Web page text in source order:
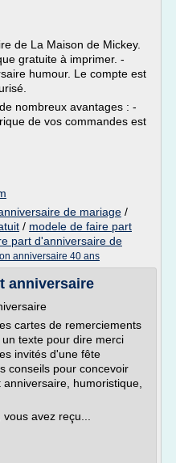
de La Maison de Mickey.
gratuite à imprimer. -
humour. Le compte est
nombreux avantages : -
de vos commandes est
de mariage /
/ modele de faire part
part d'anniversaire de
anniversaire 40 ans
anniversaire
cartes de remerciements
texte pour dire merci
invités d'une fête
conseils pour concevoir
humoristique,
avez reçu...